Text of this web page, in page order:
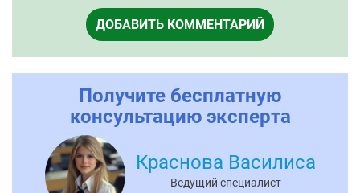
ДОБАВИТЬ КОММЕНТАРИЙ
Получите бесплатную
консультацию эксперта
Краснова Василиса
Ведущий специалист